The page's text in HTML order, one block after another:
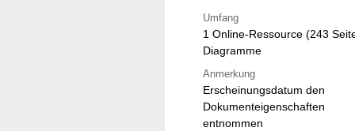
Umfang
1 Online-Ressource (243
Diagramme
Anmerkung
Erscheinungsdatum den
Dokumenteigenschaften
entnommen